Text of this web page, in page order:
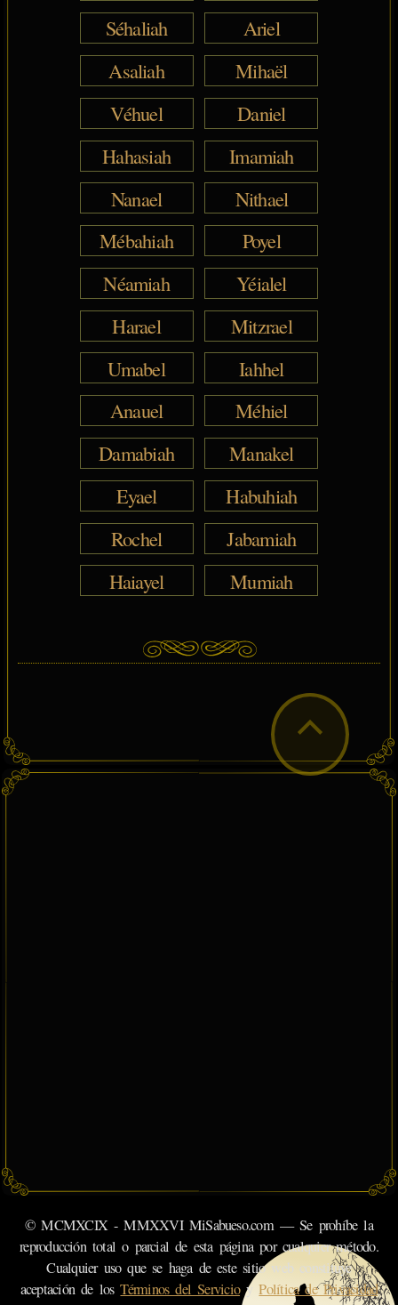
Séhaliah
Ariel
Asaliah
Mihaël
Véhuel
Daniel
Hahasiah
Imamiah
Nanael
Nithael
Mébahiah
Poyel
Néamiah
Yéialel
Harael
Mitzrael
Umabel
Iahhel
Anauel
Méhiel
Damabiah
Manakel
Eyael
Habuhiah
Rochel
Jabamiah
Haiayel
Mumiah
© MCMXCIX - MMXXVI MiSabueso.com — Se prohíbe la
reproducción total o parcial de esta página por cualquier método.
Cualquier uso que se haga de este sitio web constituye
aceptación de losTérminos del ServicioyPolítica de Privacidad